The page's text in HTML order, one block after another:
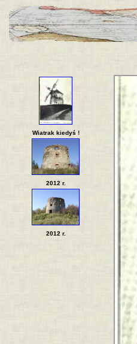
Wiatrak kiedyś !
2012 r.
2012 r.